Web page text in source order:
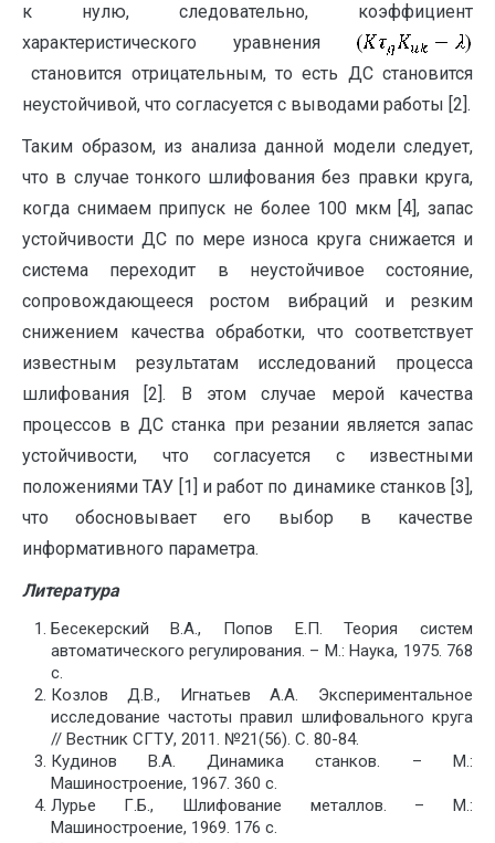
к нулю, следовательно, коэффициент
характеристического уравнения
становится отрицательным, то есть ДС становится
неустойчивой, что согласуется с выводами работы [2].
Таким образом, из анализа данной модели следует,
что в случае тонкого шлифования без правки круга,
когда снимаем припуск не более 100 мкм [4], запас
устойчивости ДС по мере износа круга снижается и
система переходит в неустойчивое состояние,
сопровождающееся ростом вибраций и резким
снижением качества обработки, что соответствует
известным результатам исследований процесса
шлифования [2]. В этом случае мерой качества
процессов в ДС станка при резании является запас
устойчивости, что согласуется с известными
положениями ТАУ [1] и работ по динамике станков [3],
что обосновывает его выбор в качестве
информативного параметра.
Литература
Бесекерский В.А., Попов Е.П. Теория систем
автоматического регулирования. – М.: Наука, 1975. 768
с.
Козлов Д.В., Игнатьев А.А. Экспериментальное
исследование частоты правил шлифовального круга
// Вестник СГТУ, 2011. №21(56). С. 80-84.
Кудинов В.А. Динамика станков. – М.:
Машиностроение, 1967. 360 с.
Лурье Г.Б., Шлифование металлов. – М.:
Машиностроение, 1969. 176 с.